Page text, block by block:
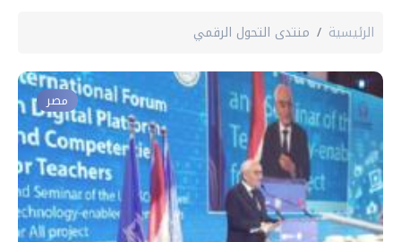
الرئيسية منتدى التحول الرقمي
مصر